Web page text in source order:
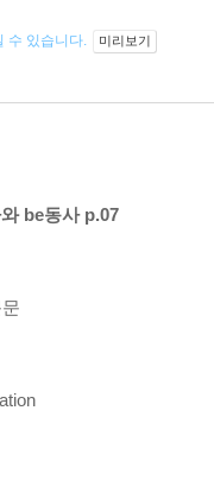
수 있습니다. 미리보기
be동사 p.07